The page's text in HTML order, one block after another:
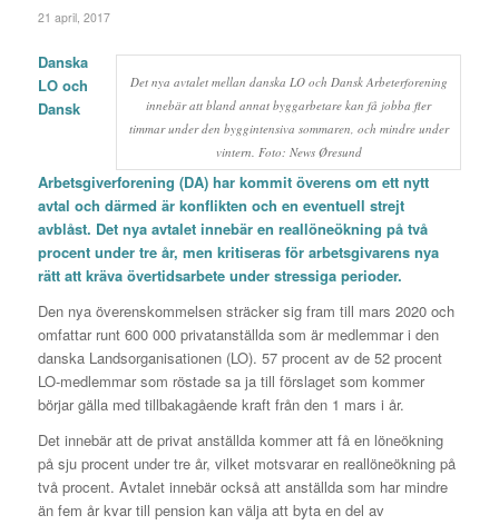
21 april, 2017
Det nya avtalet mellan danska LO och Dansk Arbeterforening
innebär att bland annat byggarbetare kan få jobba fler
timmar under den byggintensiva sommaren, och mindre under
vintern. Foto: News Øresund
Danska
LO och
Dansk
Arbetsgiverforening (DA) har kommit överens om ett nytt
avtal och därmed är konflikten och en eventuell strejt
avblåst. Det nya avtalet innebär en reallöneökning på två
procent under tre år, men kritiseras för arbetsgivarens nya
rätt att kräva övertidsarbete under stressiga perioder.
Den nya överenskommelsen sträcker sig fram till mars 2020 och
omfattar runt 600 000 privatanställda som är medlemmar i den
danska Landsorganisationen (LO). 57 procent av de 52 procent
LO-medlemmar som röstade sa ja till förslaget som kommer
börjar gälla med tillbakagående kraft från den 1 mars i år.
Det innebär att de privat anställda kommer att få en löneökning
på sju procent under tre år, vilket motsvarar en reallöneökning på
två procent. Avtalet innebär också att anställda som har mindre
än fem år kvar till pension kan välja att byta en del av